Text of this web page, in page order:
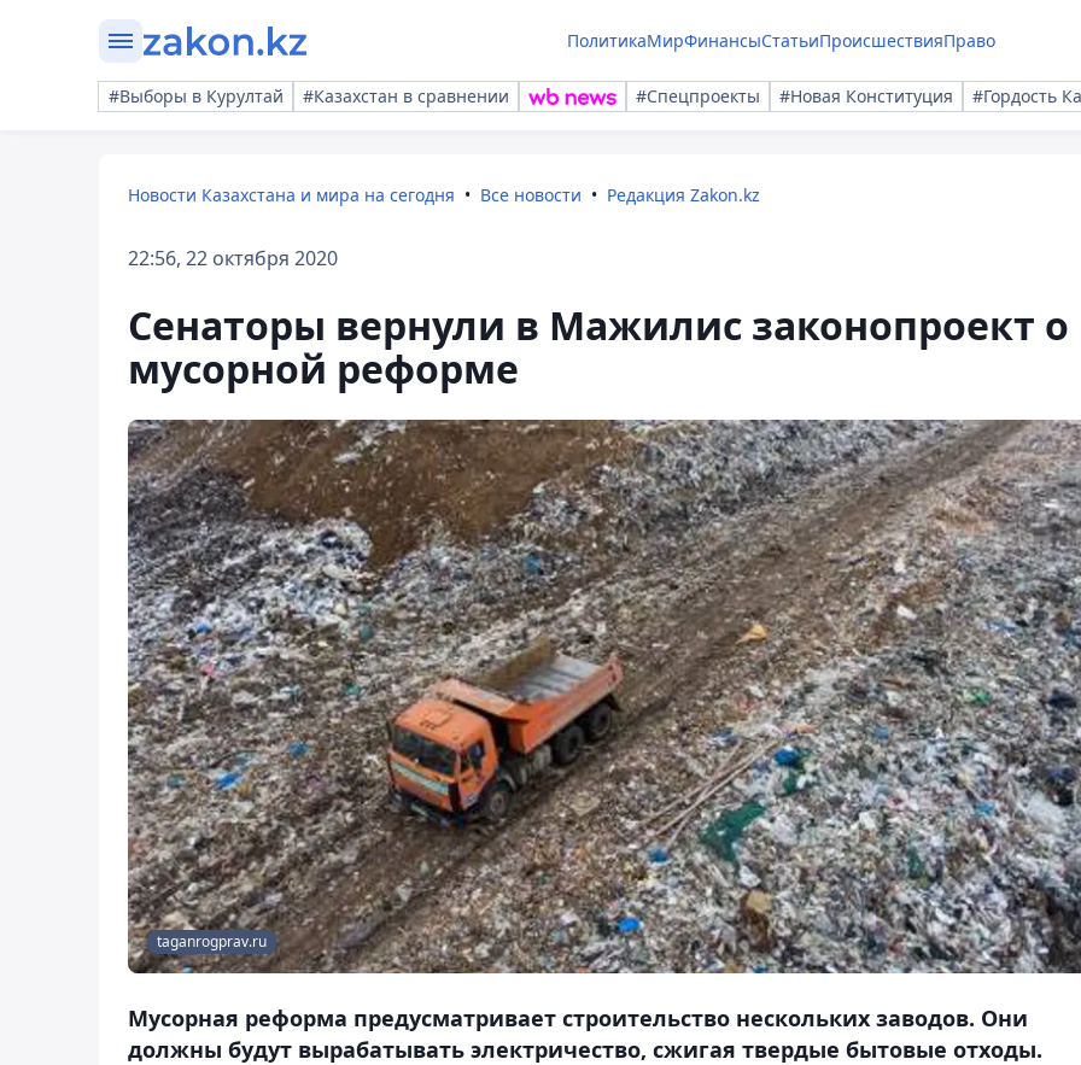
ПолитикаМирФинансыСтатьиПроисшествияПраво
#Выборы в Курултай #Казахстан в сравнении #Спецпроекты #Новая Конституция #Гордость
Новости Казахстана и мира на сегодня Все новости Редакция Zakon.kz
22:56, 22 октября 2020
Сенаторы вернули в Мажилис законопроект о
мусорной реформе
taganrogprav.ru
Мусорная реформа предусматривает строительство нескольких заводов. Они
должны будут вырабатывать электричество, сжигая твердые бытовые отходы.